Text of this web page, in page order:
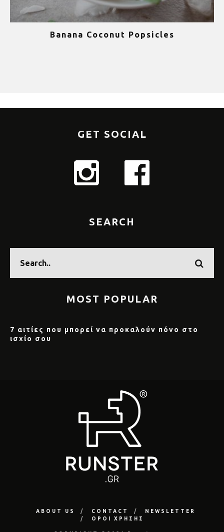
Banana Coconut Popsicles
GET SOCIAL
SEARCH
MOST POPULAR
7 αιτίες που μπορεί να προκαλούν πόνο στο
ισχίο σου
ABOUT US CONTACT
NEWSLETTER
ΟΡΟΙ ΧΡΗΣΗΣ